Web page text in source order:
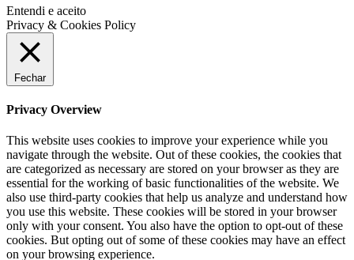
Entendi e aceito
Privacy & Cookies Policy
Fechar
Privacy Overview
This website uses cookies to improve your experience while you
navigate through the website. Out of these cookies, the cookies that
are categorized as necessary are stored on your browser as they are
essential for the working of basic functionalities of the website. We
also use third-party cookies that help us analyze and understand how
you use this website. These cookies will be stored in your browser
only with your consent. You also have the option to opt-out of these
cookies. But opting out of some of these cookies may have an effect
on your browsing experience.